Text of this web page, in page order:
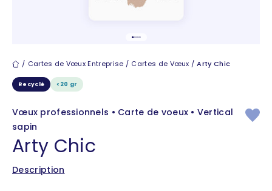
Cartes de vœux
Cartes de Vœux Entreprise Cartes de Vœux Arty Chic
Recyclé <20 gr
Vœux professionnels • Carte de voeux • Vertical
sapin
Arty Chic
Description